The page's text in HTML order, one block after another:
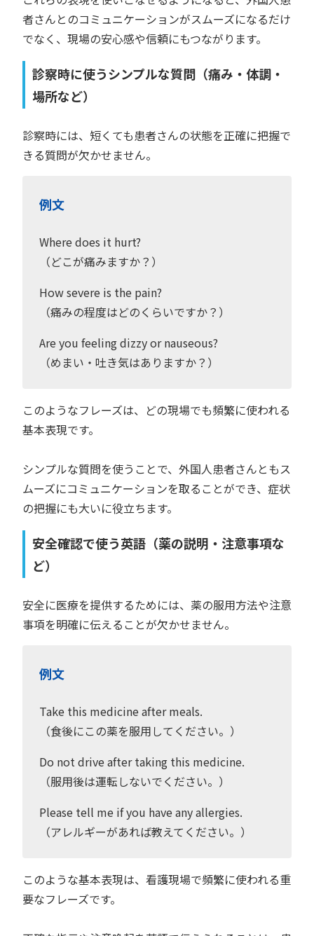
者さんとのコミュニケーションがスムーズになるだけ
でなく、現場の安心感や信頼にもつながります。
診察時に使うシンプルな質問（痛み・体調・
場所など）
診察時には、短くても患者さんの状態を正確に把握で
きる質問が欠かせません。
例文
Where does it hurt?
（どこが痛みますか？）
How severe is the pain?
（痛みの程度はどのくらいですか？）
Are you feeling dizzy or nauseous?
（めまい・吐き気はありますか？）
このようなフレーズは、どの現場でも頻繁に使われる
基本表現です。
シンプルな質問を使うことで、外国人患者さんともス
ムーズにコミュニケーションを取ることができ、症状
の把握にも大いに役立ちます。
安全確認で使う英語（薬の説明・注意事項な
ど）
安全に医療を提供するためには、薬の服用方法や注意
事項を明確に伝えることが欠かせません。
例文
Take this medicine after meals.
（食後にこの薬を服用してください。）
Do not drive after taking this medicine.
（服用後は運転しないでください。）
Please tell me if you have any allergies.
（アレルギーがあれば教えてください。）
このような基本表現は、看護現場で頻繁に使われる重
要なフレーズです。